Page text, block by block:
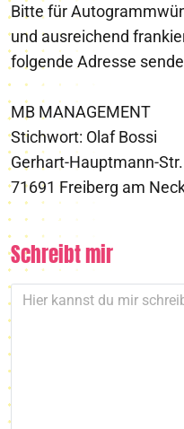
Bitte für
und ausreichend
folgende Adresse
MB MANAGEMENT
Stichwort: Olaf Bossi
Gerhart-Hauptmann-
71691 Freiberg am
Schreibt mir